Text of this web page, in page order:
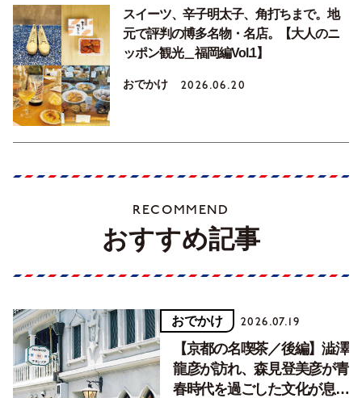
スイーツ、辛子明太子、角打ちまで。地
元で評判の博多名物・名店。【大人のニ
ッポン観光＿福岡編Vol.1】
おでかけ 2026.06.20
RECOMMEND
おすすめ記事
おでかけ 2026.07.19
【京都の名喫茶／後編】澁澤
龍彦が訪れ、森見登美彦が青
春時代を過ごした文化が息づ